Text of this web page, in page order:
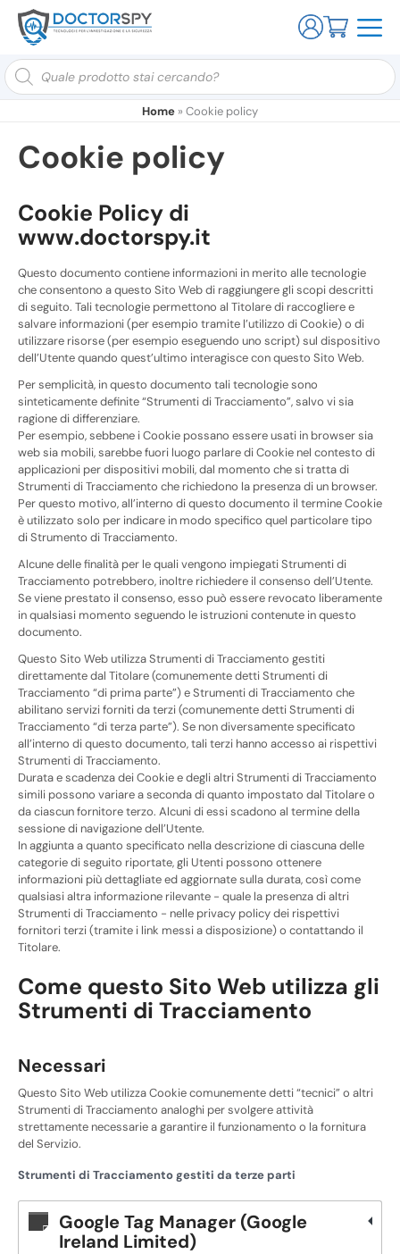
Ricerca
prodotti
Home » Cookie policy
Cookie policy
Cookie Policy di
www.doctorspy.it
Questo documento contiene informazioni in merito alle tecnologie
che consentono a questo Sito Web di raggiungere gli scopi descritti
di seguito. Tali tecnologie permettono al Titolare di raccogliere e
salvare informazioni (per esempio tramite l’utilizzo di Cookie) o di
utilizzare risorse (per esempio eseguendo uno script) sul dispositivo
dell’Utente quando quest’ultimo interagisce con questo Sito Web.
Per semplicità, in questo documento tali tecnologie sono
sinteticamente definite “Strumenti di Tracciamento”, salvo vi sia
ragione di differenziare.
Per esempio, sebbene i Cookie possano essere usati in browser sia
web sia mobili, sarebbe fuori luogo parlare di Cookie nel contesto di
applicazioni per dispositivi mobili, dal momento che si tratta di
Strumenti di Tracciamento che richiedono la presenza di un browser.
Per questo motivo, all’interno di questo documento il termine Cookie
è utilizzato solo per indicare in modo specifico quel particolare tipo
di Strumento di Tracciamento.
Alcune delle finalità per le quali vengono impiegati Strumenti di
Tracciamento potrebbero, inoltre richiedere il consenso dell’Utente.
Se viene prestato il consenso, esso può essere revocato liberamente
in qualsiasi momento seguendo le istruzioni contenute in questo
documento.
Questo Sito Web utilizza Strumenti di Tracciamento gestiti
direttamente dal Titolare (comunemente detti Strumenti di
Tracciamento “di prima parte”) e Strumenti di Tracciamento che
abilitano servizi forniti da terzi (comunemente detti Strumenti di
Tracciamento “di terza parte”). Se non diversamente specificato
all’interno di questo documento, tali terzi hanno accesso ai rispettivi
Strumenti di Tracciamento.
Durata e scadenza dei Cookie e degli altri Strumenti di Tracciamento
simili possono variare a seconda di quanto impostato dal Titolare o
da ciascun fornitore terzo. Alcuni di essi scadono al termine della
sessione di navigazione dell’Utente.
In aggiunta a quanto specificato nella descrizione di ciascuna delle
categorie di seguito riportate, gli Utenti possono ottenere
informazioni più dettagliate ed aggiornate sulla durata, così come
qualsiasi altra informazione rilevante - quale la presenza di altri
Strumenti di Tracciamento - nelle privacy policy dei rispettivi
fornitori terzi (tramite i link messi a disposizione) o contattando il
Titolare.
Come questo Sito Web utilizza gli
Strumenti di Tracciamento
Necessari
Questo Sito Web utilizza Cookie comunemente detti “tecnici” o altri
Strumenti di Tracciamento analoghi per svolgere attività
strettamente necessarie a garantire il funzionamento o la fornitura
del Servizio.
Strumenti di Tracciamento gestiti da terze parti
Google Tag Manager (Google
Ireland Limited)